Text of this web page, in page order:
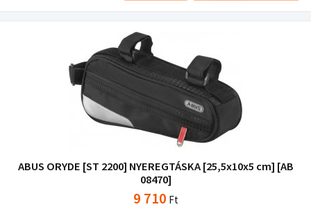
ABUS ORYDE [ST 2200] NYEREGTÁSKA [25,5x10x5 cm] [AB
08470]
9 710 Ft